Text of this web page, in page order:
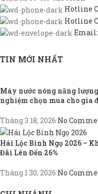
Hotline
Hotline
Email:
TIN MỚI NHẤT
Máy nước nóng năng
nghiệm chọn mua cho gia
Tháng 3 18, 2026 No
Hái Lộc Bính Ngọ 2026 –
Đãi Lên Đến 26%
Tháng 1 30, 2026 No